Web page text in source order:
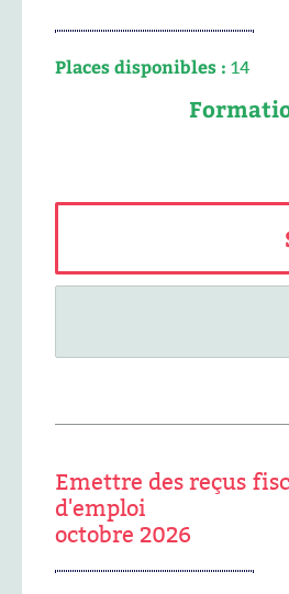
Places disponibles : 14
Emettre des reçus
d'emploi
octobre 2026